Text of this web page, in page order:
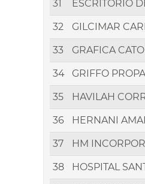
31 ESCRITORIO
32 GILCIMAR
33 GRAFICA
34 GRIFFO
35 HAVILAH
36 HERNANI
37 HM
38 HOSPITAL